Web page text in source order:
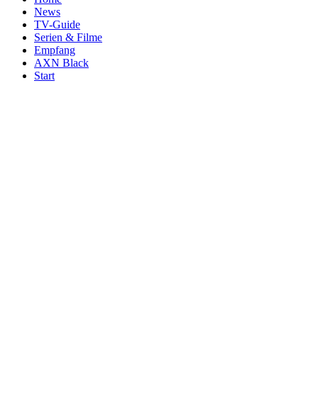
News
TV-Guide
Serien & Filme
Empfang
AXN Black
Start